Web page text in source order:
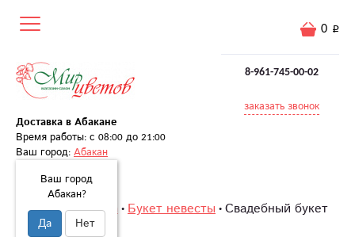
8-961-745-00-02
заказать звонок
Доставка в Абакане
Время работы: с 08:00 до 21:00
Ваш город: Абакан
Ваш город
Абакан?
Да Нет
0
Главная Свадьба Букет невесты Свадебный букет
«Свадьба весны»